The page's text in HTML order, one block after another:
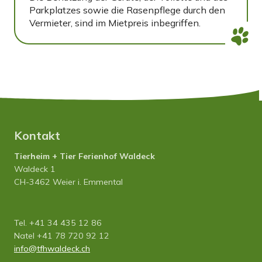
Parkplatzes sowie die Rasenpflege durch den
Vermieter, sind im Mietpreis inbegriffen.
Kontakt
Tierheim + Tier Ferienhof Waldeck
Waldeck 1
CH-3462 Weier i. Emmental
Tel. +41 34 435 12 86
Natel +41 78 720 92 12
info
tfhwaldeck.ch